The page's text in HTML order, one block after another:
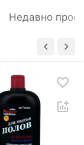
Недавно